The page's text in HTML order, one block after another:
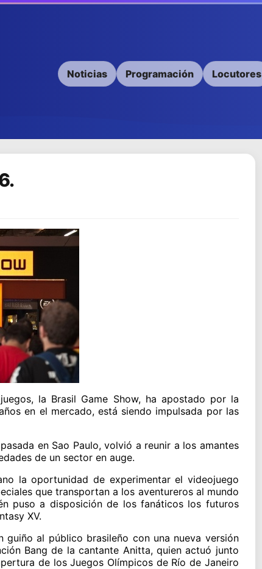
Noticias Programación Locutores
la Brasil Game Show, ha apostado por la
en el mercado, está siendo impulsada por las
en Sao Paulo, volvió a reunir a los amantes
de un sector en auge.
la oportunidad de experimentar el videojuego
que transportan a los aventureros al mundo
puso a disposición de los fanáticos los futuros
XV.
al público brasileño con una nueva versión
Bang de la cantante Anitta, quien actuó junto
de los Juegos Olímpicos de Río de Janeiro